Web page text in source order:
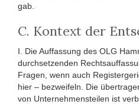
gab.
C. Kontext der
I. Die Auffassung des OLG
durchsetzenden
Fragen, wenn auch
hier – bezweifeln. Die
von Unternehmensteilen ist